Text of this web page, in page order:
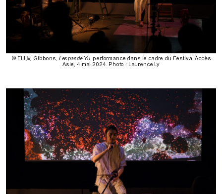
© Fili 周 Gibbons, Les pas de Yu, performance dans le cadre du Festival Accès
Asie, 4 mai 2024. Photo : Laurence Ly